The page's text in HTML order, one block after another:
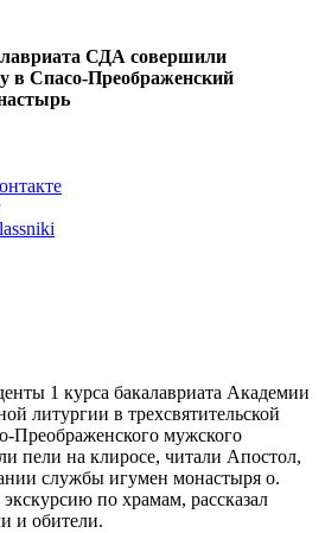
СДА совершили
в Спасо-Преображенский
1 курса бакалавриата Академии
литургии в трехсвятительской
Преображенского мужского
пели на клиросе, читали Апостол,
службы игумен монастыря о.
по храмам, рассказал
и обители.